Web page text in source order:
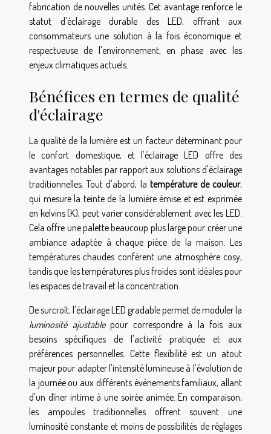
fabrication de nouvelles unités. Cet avantage renforce le
statut d'éclairage durable des LED, offrant aux
consommateurs une solution à la fois économique et
respectueuse de l'environnement, en phase avec les
enjeux climatiques actuels.
Bénéfices en termes de qualité
d'éclairage
La qualité de la lumière est un facteur déterminant pour
le confort domestique, et l'éclairage LED offre des
avantages notables par rapport aux solutions d'éclairage
traditionnelles. Tout d'abord, la température de couleur,
qui mesure la teinte de la lumière émise et est exprimée
en kelvins (K), peut varier considérablement avec les LED.
Cela offre une palette beaucoup plus large pour créer une
ambiance adaptée à chaque pièce de la maison. Les
températures chaudes confèrent une atmosphère cosy,
tandis que les températures plus froides sont idéales pour
les espaces de travail et la concentration.
De surcroît, l'éclairage LED gradable permet de moduler la
luminosité ajustablepour correspondre à la fois aux
besoins spécifiques de l'activité pratiquée et aux
préférences personnelles. Cette flexibilité est un atout
majeur pour adapter l'intensité lumineuse à l'évolution de
la journée ou aux différents événements familiaux, allant
d'un dîner intime à une soirée animée. En comparaison,
les ampoules traditionnelles offrent souvent une
luminosité constante et moins de possibilités de réglages